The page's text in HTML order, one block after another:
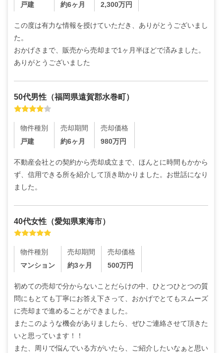
戸建
約6ヶ月
2,300万円
この度は有力な情報を授けていただき、ありがとうございまし
た。
おかげさまで、販売から売却まで1ヶ月半ほどで済みました。
ありがとうございました
50代男性 （福岡県遠賀郡水巻町）
物件種別
戸建
売却期間
約6ヶ月
売却価格
980万円
不動産会社との契約から売却成立まで、ほんとに時間もかから
ず、信用できる所を紹介して頂き助かりました。お世話になり
ました。
40代女性 （愛知県東海市）
物件種別
マンション
売却期間
約3ヶ月
売却価格
500万円
初めての売却で分からないことだらけの中、ひとつひとつの質
問にもとても丁寧にお答え下さって、おかげでとてもスムーズ
に売却まで進めることができました。
またこのような機会がありましたら、ぜひご連絡させて頂きた
いと思っています！！
また、周りで悩んでいる方がいたら、ご紹介したいなぁと思い